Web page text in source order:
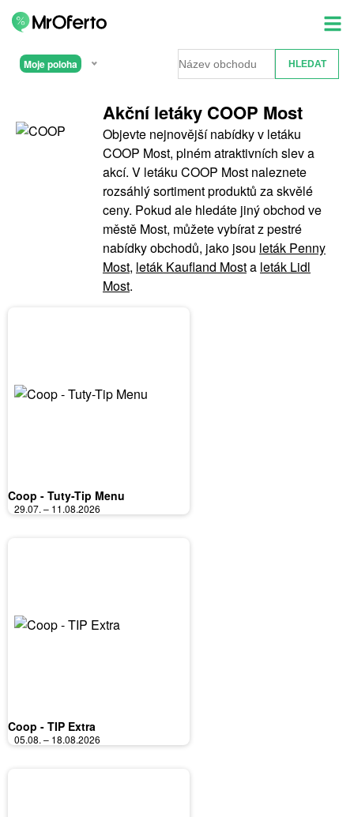
Moje poloha
Akční letáky COOP Most
Objevte nejnovější nabídky v letáku
COOP Most, plném atraktivních slev a
akcí. V letáku COOP Most naleznete
rozsáhlý sortiment produktů za skvělé
ceny. Pokud ale hledáte jiný obchod ve
městě Most, můžete vybírat z pestré
nabídky obchodů, jako jsou leták Penny
Most, leták Kaufland Mosta leták Lidl
Most.
Coop - Tuty-Tip Menu
29.07. – 11.08.2026
Coop - TIP Extra
05.08. – 18.08.2026